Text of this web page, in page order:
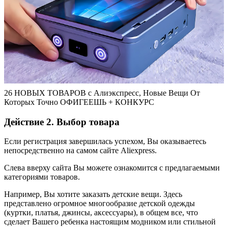
26 НОВЫХ ТОВАРОВ с Алиэкспресс, Новые Вещи От
Которых Точно ОФИГЕЕШЬ + КОНКУРС
Действие 2. Выбор товара
Если регистрация завершилась успехом, Вы оказываетесь
непосредственно на самом сайте Аliexpress.
Слева вверху сайта Вы можете ознакомится с предлагаемыми
категориями товаров.
Например, Вы хотите заказать детские вещи. Здесь
представлено огромное многообразие детской одежды
(куртки, платья, джинсы, аксессуары), в общем все, что
сделает Вашего ребенка настоящим модником или стильной